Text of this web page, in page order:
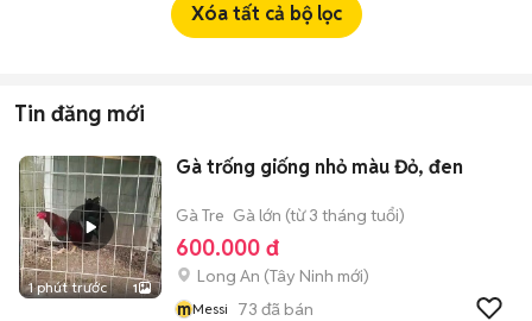
Xóa tất cả bộ lọc
Tin đăng mới
1 phút trước 1
Gà trống giống nhỏ màu Đỏ, đen
Gà Tre Gà lớn (từ 3 tháng tuổi)
600.000 đ
Long An (Tây Ninh mới)
mMessi 73 đã bán